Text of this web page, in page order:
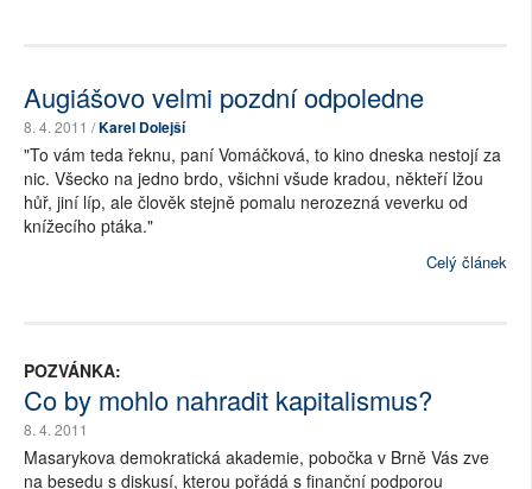
Augiášovo velmi pozdní odpoledne
8. 4. 2011 /Karel Dolejší
"To vám teda řeknu, paní Vomáčková, to kino dneska nestojí za
nic. Všecko na jedno brdo, všichni všude kradou, někteří lžou
hůř, jiní líp, ale člověk stejně pomalu nerozezná veverku od
knížecího ptáka."
Celý článek
POZVÁNKA:
Co by mohlo nahradit kapitalismus?
8. 4. 2011
Masarykova demokratická akademie, pobočka v Brně Vás zve
na besedu s diskusí, kterou pořádá s finanční podporou